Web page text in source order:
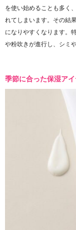
を使い始めることも多く
れてしまいます。その結
になりやすくなります。
や粉吹きが進行し、シミ
季節に合った保湿ア